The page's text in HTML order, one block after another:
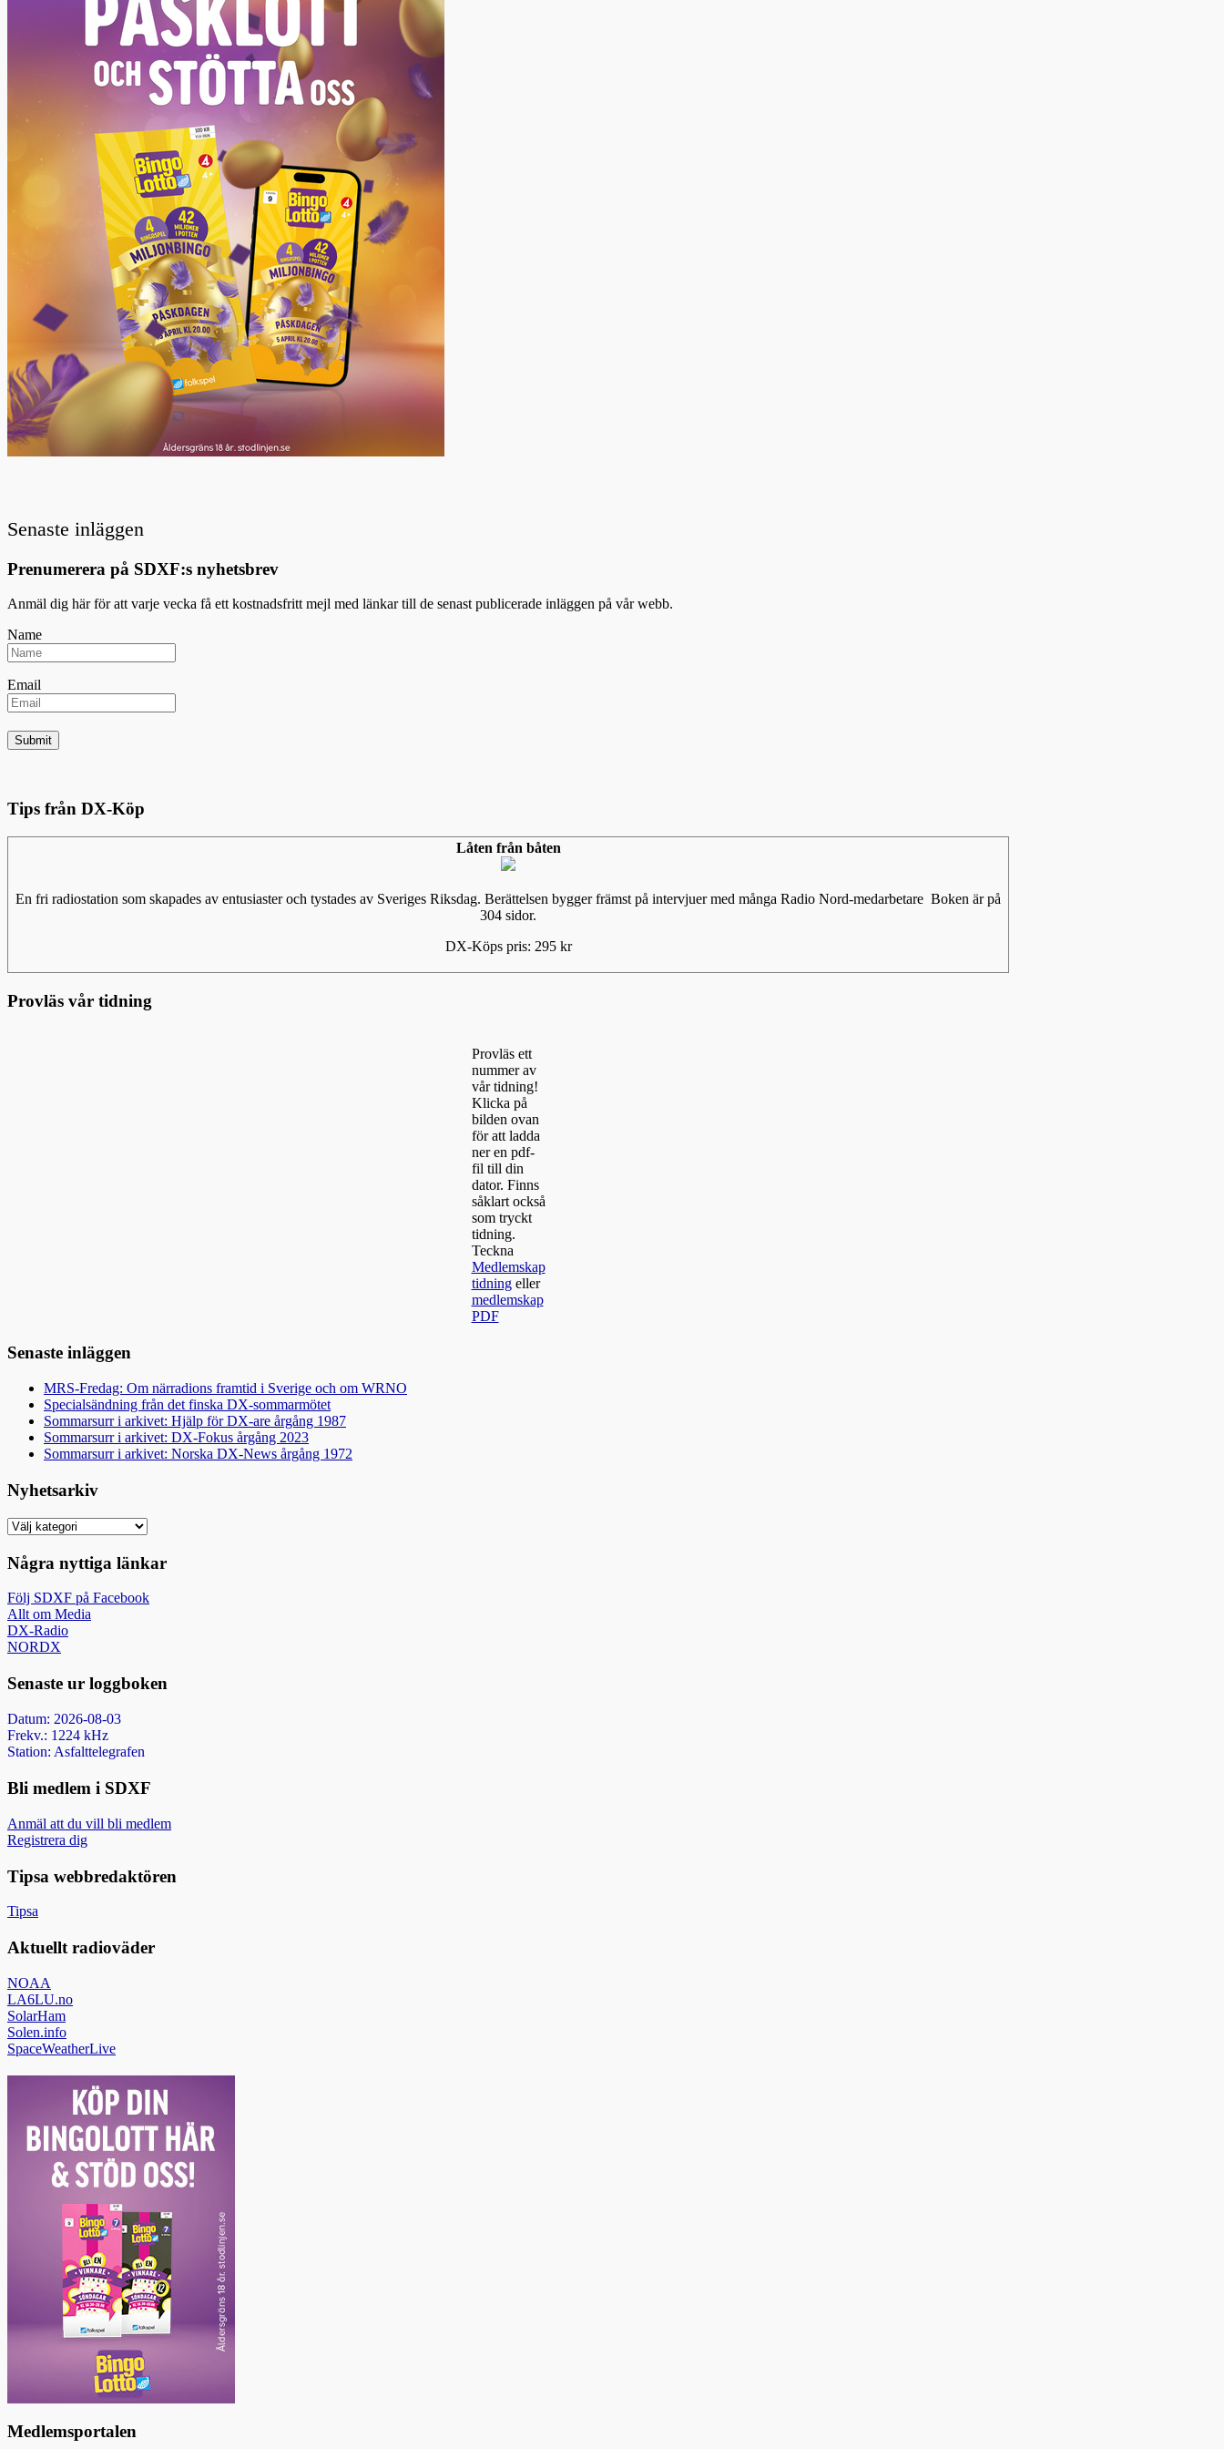
Senaste inläggen
Prenumerera på SDXF:s nyhetsbrev
Anmäl dig här för att varje vecka få ett kostnadsfritt mejl med länkar till de senast publicerade inläggen på vår webb.
Name
Email
Tips från DX-Köp
Låten från båten
En fri radiostation som skapades av entusiaster och tystades av Sveriges Riksdag. Berättelsen bygger främst på intervjuer med många Radio Nord-medarbetare Boken är på
304 sidor.
DX-Köps pris: 295 kr
Provläs vår tidning
Provläs ett
nummer av
vår tidning!
Klicka på
bilden ovan
för att ladda
ner en pdf-
fil till din
dator. Finns
såklart också
som tryckt
tidning.
Teckna
Medlemskap
tidningeller
medlemskap
PDF
Senaste inläggen
MRS-Fredag: Om närradions framtid i Sverige och om WRNO
Specialsändning från det finska DX-sommarmötet
Sommarsurr i arkivet: Hjälp för DX-are årgång 1987
Sommarsurr i arkivet: DX-Fokus årgång 2023
Sommarsurr i arkivet: Norska DX-News årgång 1972
Nyhetsarkiv
Nyhetsarkiv
Några nyttiga länkar
Följ SDXF på Facebook
Allt om Media
DX-Radio
NORDX
Senaste ur loggboken
Datum: 2026-08-03
Frekv.: 1224 kHz
Station: Asfalttelegrafen
Bli medlem i SDXF
Anmäl att du vill bli medlem
Registrera dig
Tipsa webbredaktören
Tipsa
Aktuellt radioväder
NOAA
LA6LU.no
SolarHam
Solen.info
SpaceWeatherLive
Medlemsportalen